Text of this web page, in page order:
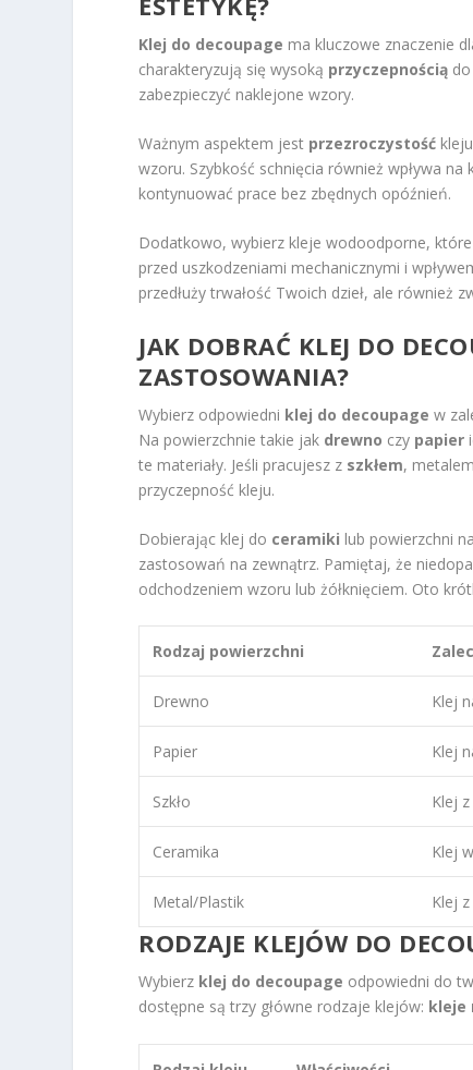
Klej do decoupage ma kluczowe znaczenie
charakteryzują się wysoką przyczepnością
zabezpieczyć naklejone wzory.
Ważnym aspektem jest przezroczystość
wzoru. Szybkość schnięcia również wpływa
kontynuować prace bez zbędnych opóźnień.
Dodatkowo, wybierz kleje wodoodporne,
przed uszkodzeniami mechanicznymi i
przedłuży trwałość Twoich dzieł, ale również
JAK DOBRAĆ KLEJ DO
ZASTOSOWANIA?
Wybierz odpowiedni klej do decoupage w
Na powierzchnie takie jak drewno czy papier
te materiały. Jeśli pracujesz z szkłem,
przyczepność kleju.
Dobierając klej do ceramiki lub powierzchni
zastosowań na zewnątrz. Pamiętaj, że
odchodzeniem wzoru lub żółknięciem. Oto
Rodzaj powierzchni
Drewno Klej
Papier Klej
Szkło Klej
Ceramika Klej
Metal/Plastik Klej
RODZAJE KLEJÓW DO
Wybierz klej do decoupage odpowiedni do
dostępne są trzy główne rodzaje klejów: kleje